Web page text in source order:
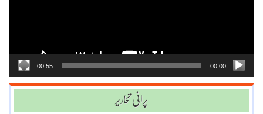
00:00
00:55
پرانی تحاریر